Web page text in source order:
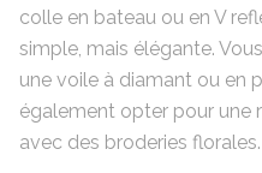
colle en bateau ou en V
simple, mais élégante.
une voile à diamant ou en
également opter pour une
avec des broderies florales.